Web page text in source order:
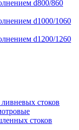
d800/860
d1000/1060
d1200/1260
стоков
стоков